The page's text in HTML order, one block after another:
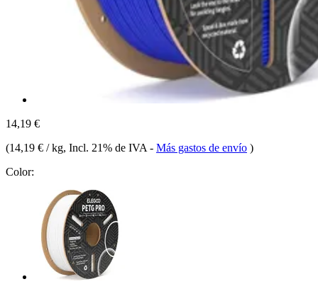
14,19 €
(14,19 € / kg, Incl. 21% de IVA - Más gastos de envío )
Color: